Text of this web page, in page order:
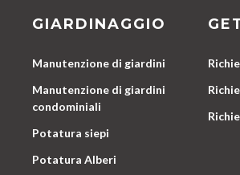
GIARDINAGGIO
Manutenzione di giardini
Manutenzione di giardini
condominiali
Potatura siepi
Potatura Alberi